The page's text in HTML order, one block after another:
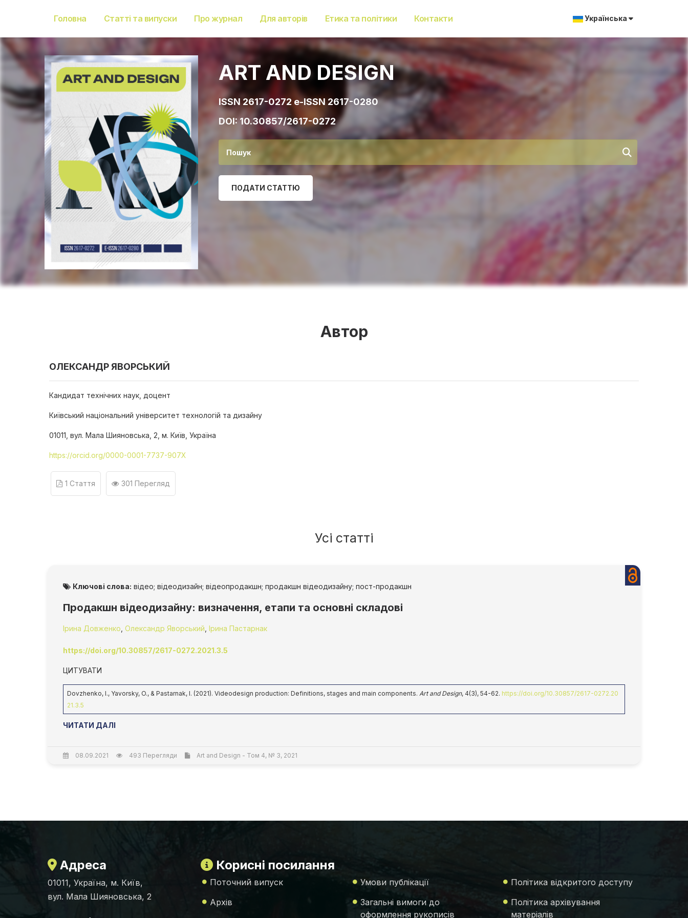
Головна Статті та випуски Про журнал Для авторів Етика та політики Контакти Українська
ART AND DESIGN
ISSN 2617-0272 e-ISSN 2617-0280
DOI:10.30857/2617-0272
ПОДАТИ СТАТТЮ
Автор
ОЛЕКСАНДР ЯВОРСЬКИЙ
Кандидат технічних наук, доцент
Київський національний університет технологій та дизайну
01011, вул. Мала Шияновська, 2, м. Київ, Україна
https://orcid.org/0000-0001-7737-907X
1 Стаття 301 Перегляд
Усі статті
Ключові слова: відео; відеодизайн; відеопродакшн; продакшн відеодизайну; пост-продакшн
Продакшн відеодизайну: визначення, етапи та основні складові
Ірина Довженко Олександр Яворський Ірина Пастарнак
https://doi.org/10.30857/2617-0272.2021.3.5
ЦИТУВАТИ
Dovzhenko, I., Yavorsky, O., & Pastarnak, I. (2021). Videodesign production: Definitions, stages and main components. Art and Design, 4(3), 54-62. https://doi.org/10.30857/2617-0272.20
21.3.5
ЧИТАТИ ДАЛІ
08.09.2021 493 Перегляди Art and Design - Том 4, № 3, 2021
Адреса
01011, Україна, м. Київ,
вул. Мала Шияновська, 2
Корисні посилання
Поточний випуск
Архів
Умови публікації
Загальні вимоги до
оформлення рукописів
Політика відкритого доступу
Політика архівування
матеріалів